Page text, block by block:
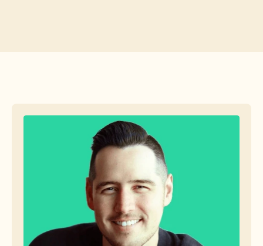
Pricing
Training